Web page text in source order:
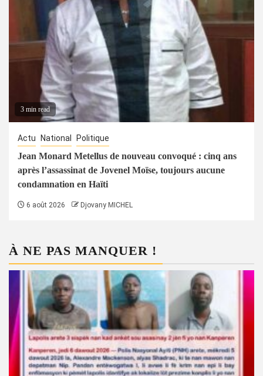
3 min read
Actu National Politique
Jean Monard Metellus de nouveau convoqué : cinq ans
après l’assassinat de Jovenel Moïse, toujours aucune
condamnation en Haïti
6 août 2026 Djovany MICHEL
À NE PAS MANQUER !